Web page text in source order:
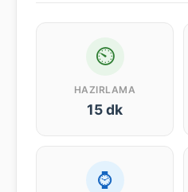
⏲
HAZIRLAMA
15 dk
⌚